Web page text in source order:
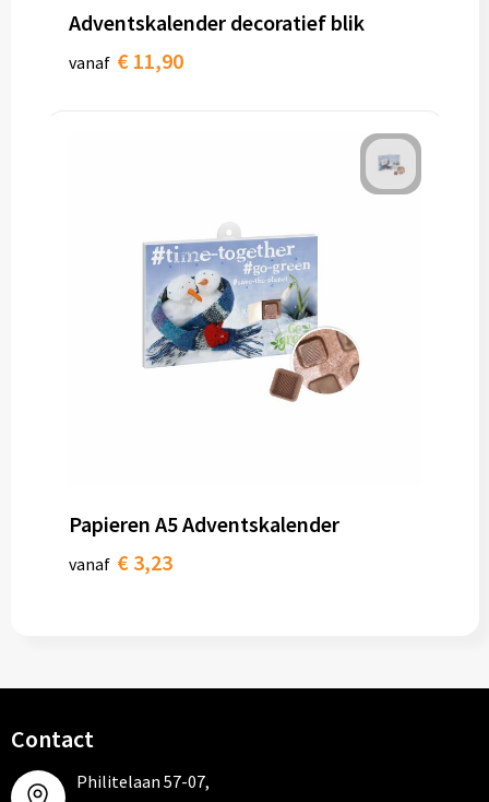
Adventskalender decoratief blik
vanaf € 11,90
Papieren A5 Adventskalender
vanaf € 3,23
Contact
Philitelaan 57-07,